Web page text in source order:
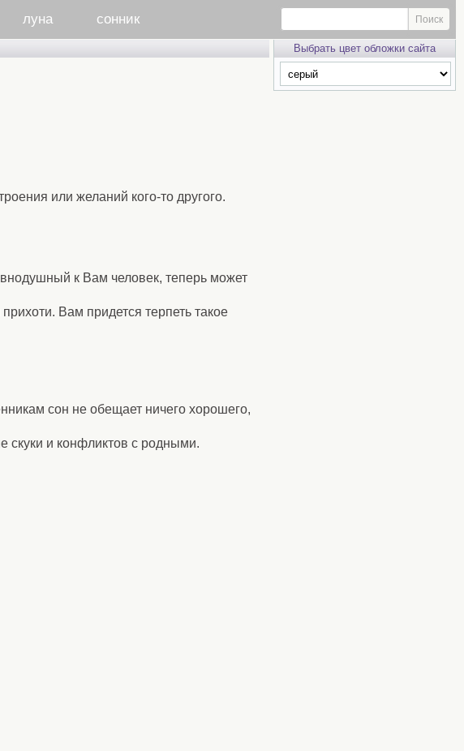
луна сонник
или желаний кого-то другого.
к Вам человек, теперь может
Вам придется терпеть такое
сон не обещает ничего хорошего,
скуки и конфликтов с родными.
Выбрать цвет обложки сайта